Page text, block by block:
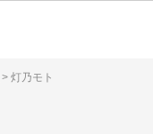
灯乃モト